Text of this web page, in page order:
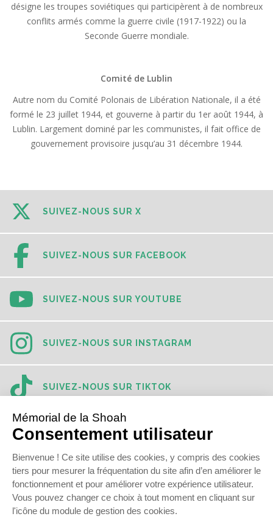
désigne les troupes soviétiques qui participèrent à de nombreux
conflits armés comme la guerre civile (1917-1922) ou la
Seconde Guerre mondiale.
Comité de Lublin
Autre nom du Comité Polonais de Libération Nationale, il a été
formé le 23 juillet 1944, et gouverne à partir du 1er août 1944, à
Lublin. Largement dominé par les communistes, il fait office de
gouvernement provisoire jusqu’au 31 décembre 1944.
SUIVEZ-NOUS SUR X
SUIVEZ-NOUS SUR FACEBOOK
SUIVEZ-NOUS SUR YOUTUBE
SUIVEZ-NOUS SUR INSTAGRAM
SUIVEZ-NOUS SUR TIKTOK
SUIVEZ-NOUS SUR LINKEDIN
© 2021
Mémorial de la Shoah
Newsletter
Presse
Contact